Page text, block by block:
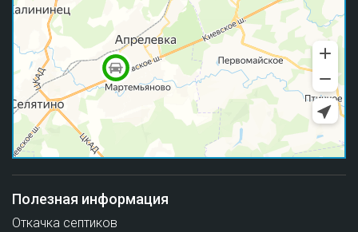
Полезная информация
Откачка септиков